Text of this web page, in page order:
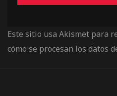
Este sitio usa Akismet para
cómo se procesan los datos